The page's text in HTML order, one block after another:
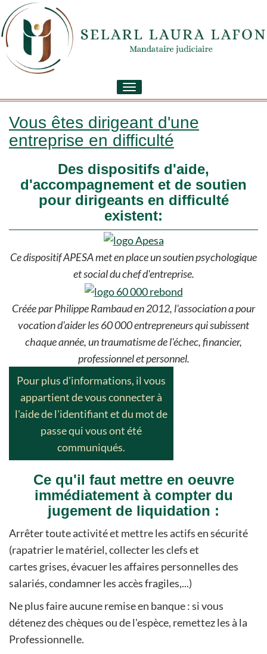
Toggle
navigation
Vous êtes dirigeant d'une
entreprise en difficulté
Des dispositifs d'aide,
d'accompagnement et de soutien
pour dirigeants en difficulté
existent:
Ce dispositif APESA met en place un soutien psychologique
et social du chef d'entreprise.
Créée par Philippe Rambaud en 2012, l'association a pour
vocation d'aider les 60 000 entrepreneurs qui subissent
chaque année, un traumatisme de l'échec, financier,
professionnel et personnel.
Pour plus d'informations, il vous
appartient de vous connecter à
l'aide de l'identifiant et du mot de
passe qui vous ont été
communiqués.
Ce qu'il faut mettre en oeuvre
immédiatement à compter du
jugement de liquidation :
Arrêter toute activité et mettre les actifs en sécurité
(rapatrier le matériel, collecter les clefs et
cartes grises, évacuer les affaires personnelles des
salariés, condamner les accès fragiles,...)
Ne plus faire aucune remise en banque : si vous
détenez des chèques ou de l'espèce, remettez les à la
Professionnelle.